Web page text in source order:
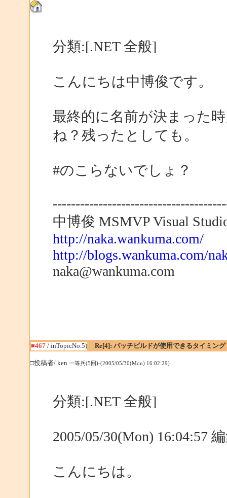
分類:[.NET 全般]
こんにちは中博俊です。
最終的に名前が決まった
ね？残ったとしても。
#のこらないでしょ？
中博俊 MSMVP Visual
http://naka.wankuma.com/
http://blogs.wankuma.com/
naka@wankuma.com
■467/ inTopicNo.5) Re[4]: バッチビルドが使用できるタイミング
□投稿者/ ken 一等兵(5回)-(2005/05/30(Mon) 16:02:29)
分類:[.NET 全般]
2005/05/30(Mon) 16:04:57
こんにちは。